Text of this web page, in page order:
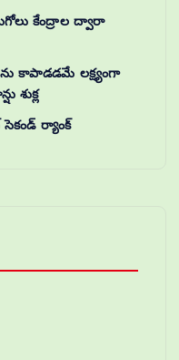
కేంద్రాల ద్వారా
కాపాడడమే లక్ష్యంగా
శుక్ల
ర్యాంక్